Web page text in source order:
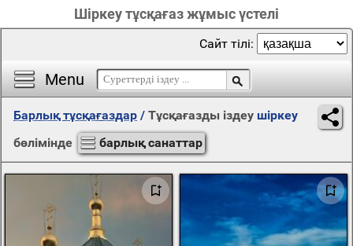
Шіркеу тұсқағаз жұмыс үстелі
Menu
Сайт тілі:
Барлық тұсқағаздар / Тұсқағазды іздеу шіркеу
бөлімінде
барлық санаттар